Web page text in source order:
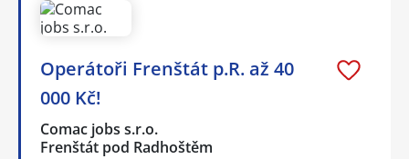
Operátoři Frenštát p.R. až 40
000 Kč!
Comac jobs s.r.o.
Frenštát pod Radhoštěm